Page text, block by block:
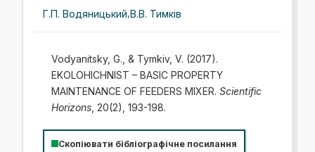
Г.П. Водяницький,В.В. Тимків
Vodyanitsky, G., & Tymkiv, V. (2017).
EKOLOHICHNIST – BASIC PROPERTY
MAINTENANCE OF FEEDERS MIXER. Scientific
Horizons, 20(2), 193-198.
Скопіювати бібліографічне посилання